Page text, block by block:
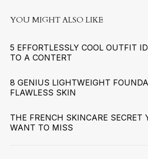
YOU MIGHT ALSO LIKE
5 EFFORTLESSLY COOL OUTFIT
TO A CONTERT
8 GENIUS LIGHTWEIGHT
FLAWLESS SKIN
THE FRENCH SKINCARE SECRET
WANT TO MISS